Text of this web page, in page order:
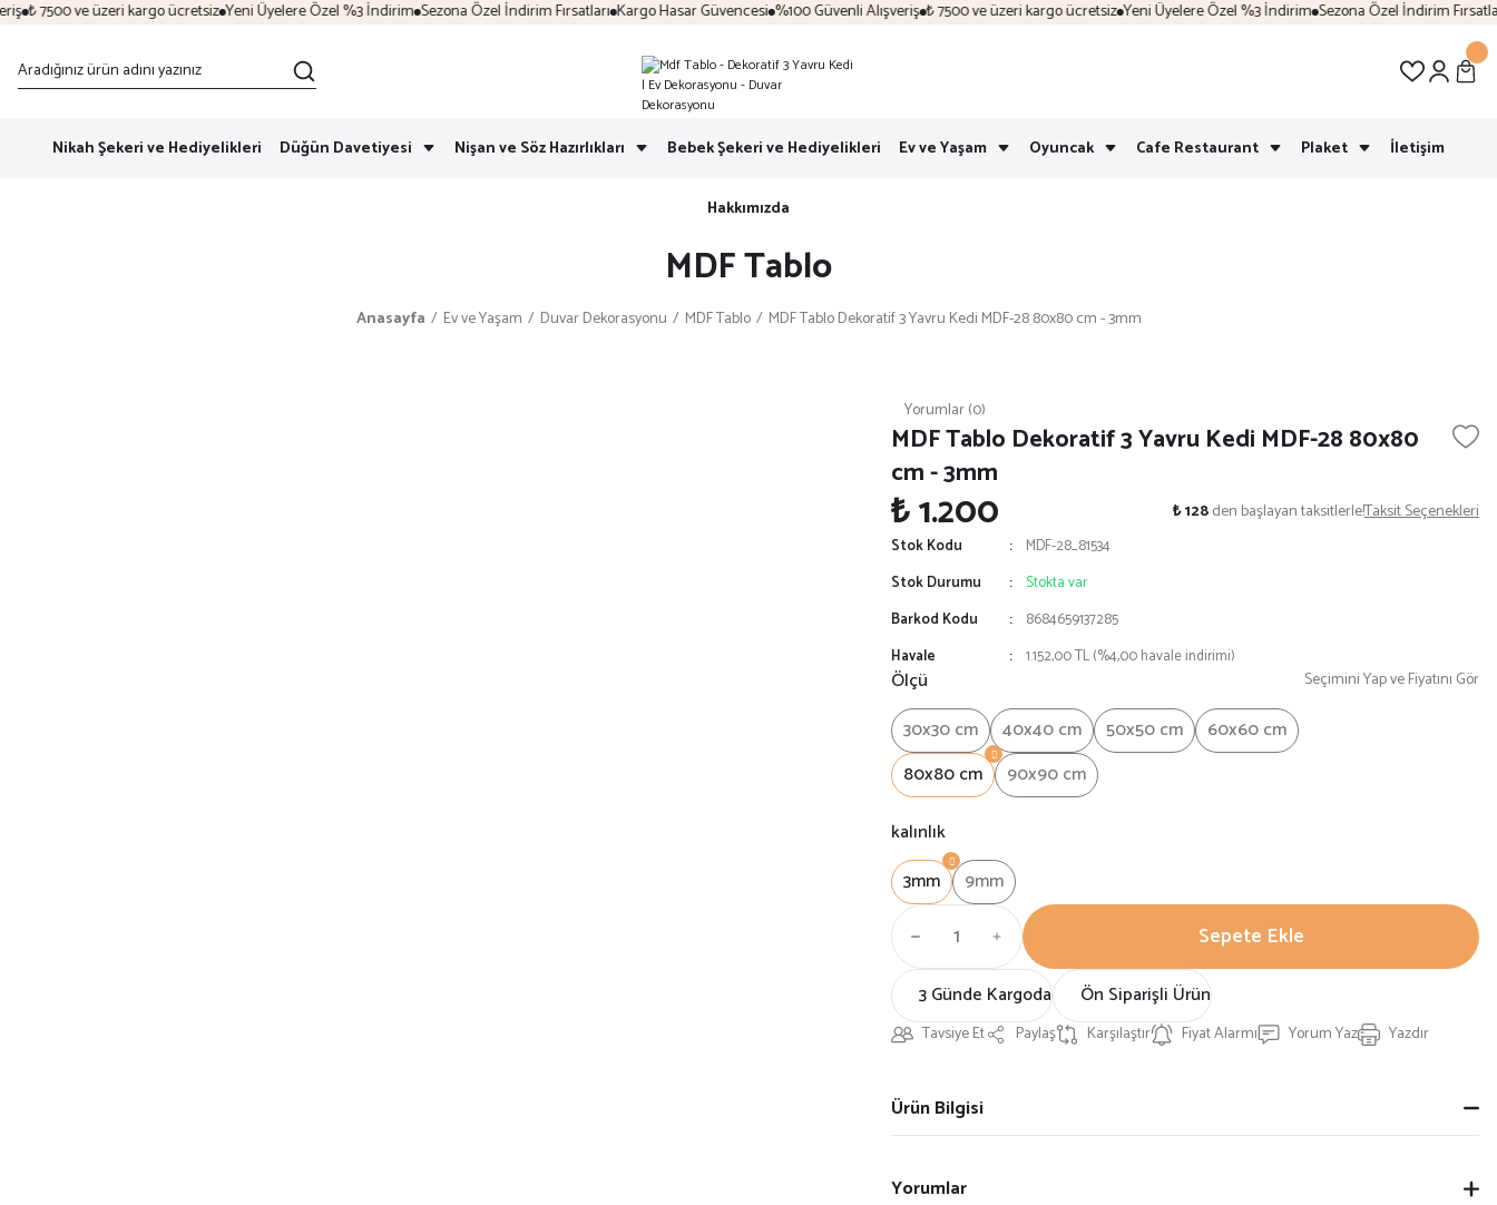
₺ 7500 ve üzeri kargo ücretsiz Yeni Üyelere Özel %3 İndirim Sezona Özel İndirim Fırsatları Kargo Hasar Güvencesi %100 Güvenli Alışveriş ₺ 7500 ve üzeri kargo ücretsiz Yeni Üyelere Özel %3 İndirim Sezona Özel İndirim Fırsatları
Nikah Şekeri ve Hediyelikleri Düğün Davetiyesi Nişan ve Söz Hazırlıkları Bebek Şekeri ve Hediyelikleri Ev ve Yaşam Oyuncak Cafe Restaurant Plaket İletişim
Hakkımızda
MDF Tablo
Anasayfa Ev ve Yaşam Duvar Dekorasyonu MDF Tablo MDF Tablo Dekoratif 3 Yavru Kedi MDF-28 80x80 cm - 3mm
Yorumlar (0)
MDF Tablo Dekoratif 3 Yavru Kedi MDF-28 80x80
cm - 3mm
₺ 1.200 ₺ 128den başlayan taksitlerle!Taksit Seçenekleri
Stok Kodu
MDF-28_81534
Stok Durumu
Stokta var
Barkod Kodu
8684659137285
Havale
1.152,00 TL (%4,00 havale indirimi)
Ölçü
30x30 cm
40x40 cm 50x50 cm
60x60 cm
80x80 cm
90x90 cm
kalınlık
3mm
9mm
Seçimini Yap ve Fiyatını Gör
Sepete Ekle
3 Günde Kargoda Ön Siparişli Ürün
Tavsiye Et Paylaş Karşılaştır Fiyat Alarmı Yorum Yaz Yazdır
Ürün Bilgisi
Yorumlar